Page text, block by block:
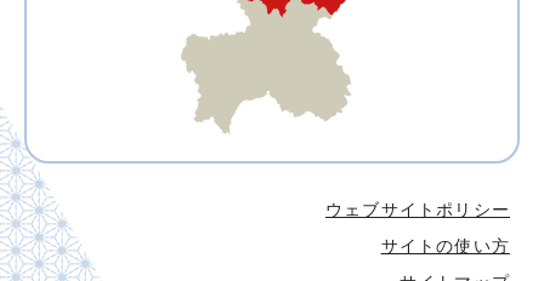
ウェブサイトポリシー
サイトの使い方